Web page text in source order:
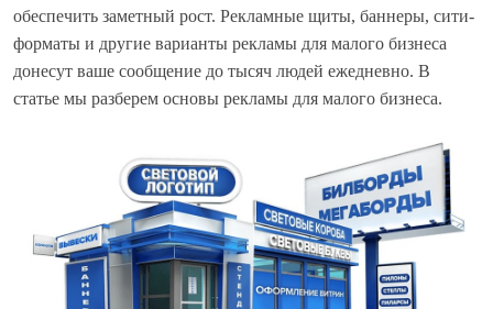
обеспечить заметный рост. Рекламные щиты, баннеры, сити-
форматы и другие варианты рекламы для малого бизнеса
донесут ваше сообщение до тысяч людей ежедневно. В
статье мы разберем основы рекламы для малого бизнеса.